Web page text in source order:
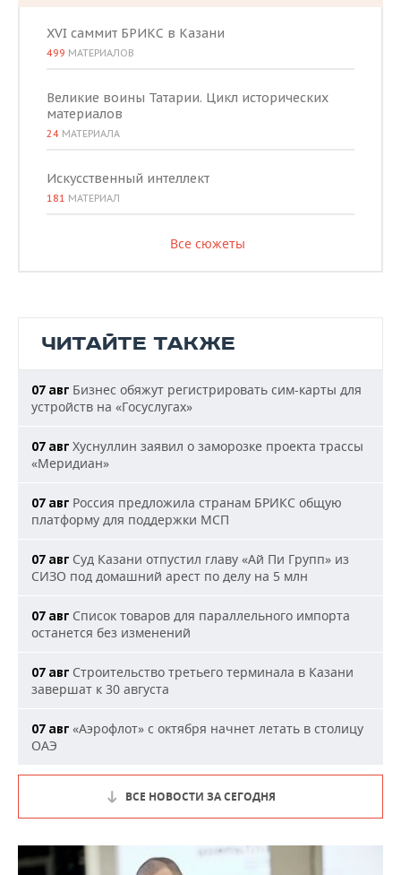
XVI саммит БРИКС в Казани
499 МАТЕРИАЛОВ
Великие воины Татарии. Цикл исторических
материалов
24 МАТЕРИАЛА
Искусственный интеллект
181 МАТЕРИАЛ
Все сюжеты
ЧИТАЙТЕ ТАКЖЕ
07 авг Бизнес обяжут регистрировать сим-карты для
устройств на «Госуслугах»
07 авг Хуснуллин заявил о заморозке проекта трассы
«Меридиан»
07 авг Россия предложила странам БРИКС общую
платформу для поддержки МСП
07 авг Суд Казани отпустил главу «Ай Пи Групп» из
СИЗО под домашний арест по делу на 5 млн
07 авг Список товаров для параллельного импорта
останется без изменений
07 авг Строительство третьего терминала в Казани
завершат к 30 августа
07 авг «Аэрофлот» с октября начнет летать в столицу
ОАЭ
ВСЕ НОВОСТИ ЗА СЕГОДНЯ